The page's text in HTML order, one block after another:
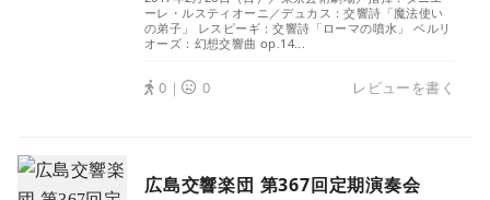
ーレ・ルスティオーニ／デュカス：交響詩「魔法使い
の弟子」 レスピーギ：交響詩「ローマの噴水」 ベルリ
オーズ：幻想交響曲 op.14...
0｜ 0 レビューを書く
広島交響楽団 第367回定期演奏会